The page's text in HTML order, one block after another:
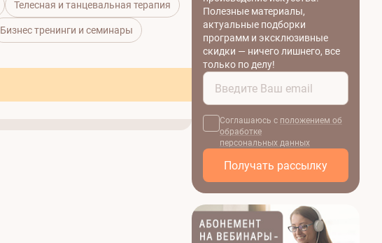
Телесная и танцевальная терапия
Бизнес тренинги и семинары
Полезные материалы,
актуальные подборки
программ и эксклюзивные
скидки — ничего лишнего, все
только по делу!
Соглашаюсь с положением об
обработке
персональных данных
Получать рассылку